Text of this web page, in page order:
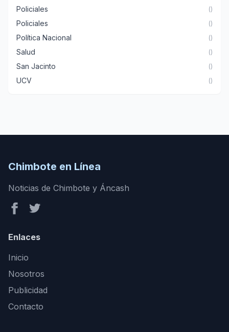
Policiales ()
Policiales ()
Política Nacional ()
Salud ()
San Jacinto ()
UCV ()
Chimbote en Línea
Noticias de Chimbote y Áncash
Enlaces
Inicio
Nosotros
Publicidad
Contacto